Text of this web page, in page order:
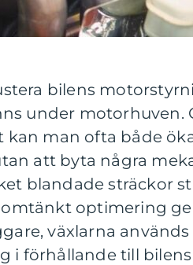
bilens
under motorhuven.
man ofta både
att byta några
blandade sträckor
optimering
växlarna
i förhållande till